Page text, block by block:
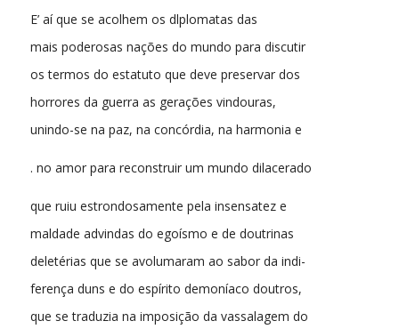
E’ aí que se acolhem os dlplomatas das
mais poderosas nações do mundo para discutir
os termos do estatuto que deve preservar dos
horrores da guerra as gerações vindouras,
unindo-se na paz, na concórdia, na harmonia e
. no amor para reconstruir um mundo dilacerado
que ruiu estrondosamente pela insensatez e
maldade advindas do egoísmo e de doutrinas
deletérias que se avolumaram ao sabor da indi-
ferença duns e do espírito demoníaco doutros,
que se traduzia na imposição da vassalagem do